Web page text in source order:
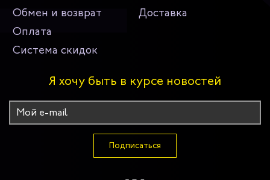
Обмен и возврат
Доставка
Оплата
Система скидок
Я хочу быть в курсе новостей
Подписаться